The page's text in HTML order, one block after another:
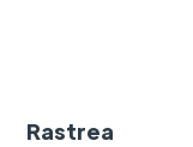
Rastrea